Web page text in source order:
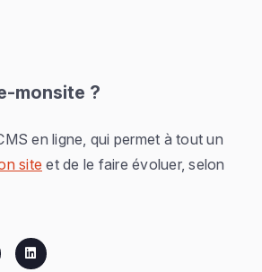
monsite ?
en ligne, qui permet à tout un
site et de le faire évoluer, selon